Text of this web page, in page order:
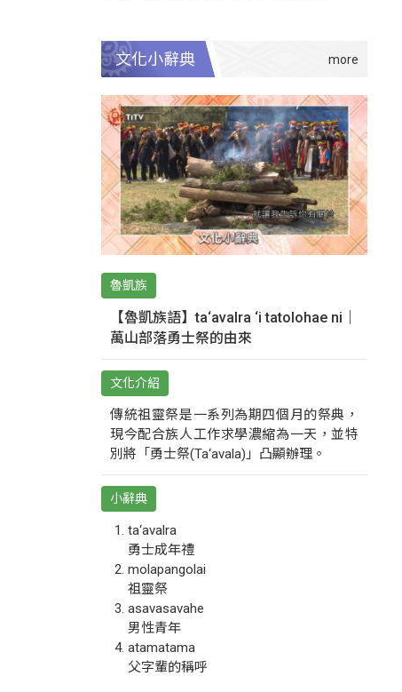
文化小辭典
魯凱族
【魯凱族語】ta‘avalra ‘i tatolohae ni｜
萬山部落勇士祭的由來
文化介紹
傳統祖靈祭是一系列為期四個月的祭典，
現今配合族人工作求學濃縮為一天，並特
別將「勇士祭(Ta‘avala)」凸顯辦理。
小辭典
ta‘avalra
勇士成年禮
molapangolai
祖靈祭
asavasavahe
男性青年
atamatama
父字輩的稱呼